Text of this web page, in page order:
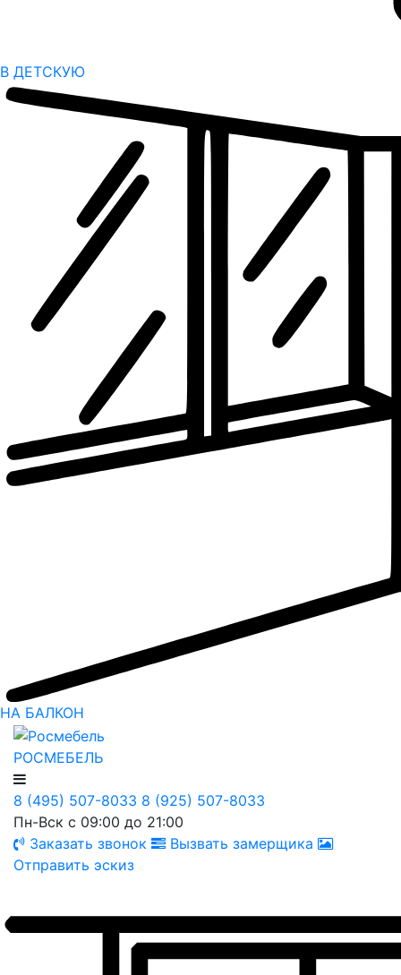
В ДЕТСКУЮ
НА БАЛКОН
РОСМЕБЕЛЬ
8 (495) 507-8033 8 (925) 507-8033
Пн-Вск с 09:00 до 21:00
Заказать звонок
Вызвать замерщика
Отправить эскиз